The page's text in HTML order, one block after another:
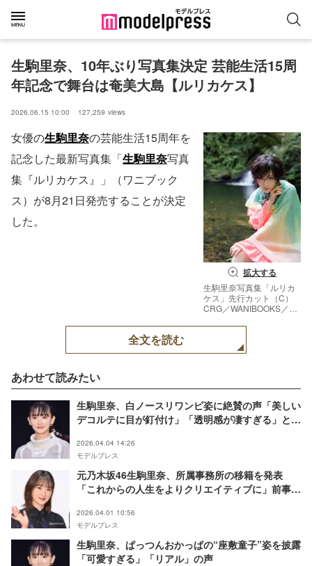
生駒里奈、10年ぶり写真集決定 芸能生活15周
年記念で舞台は奄美大島【ルリカケス】
2026.06.15 10:00 127,259 views
拡大する
生駒里奈写真集「ルリカ
ケス」先行カット（C）
CRG／WANIBOOKS／
女優の生駒里奈の芸能生活15周年を
記念した最新写真集「生駒里奈写真
集『ルリカケス』」（ワニブック
ス）が8月21日発売することが決定
した。
全文を読む
あわせて読みたい
生駒里奈、白ノースリワンピ姿に絶賛の声「美しい
デコルテに目が釘付け」「透明感が凄すぎる」と反
2026.04.04 14:26
モデルプレス
元乃木坂46生駒里奈、所属事務所の移籍を発表
「これからの人生をよりクリエイティブに」前事務
2026.04.01 10:56
モデルプレス
生駒里奈、ぱっつんおかっぱの“座敷童子”姿を披露
「可愛すぎる」「リアル」の声